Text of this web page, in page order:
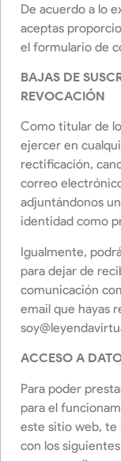
De acuerdo a lo
aceptas
el formulario de
BAJAS DE
REVOCACIÓN
Como titular de
ejercer en
rectificación,
correo
adjuntándonos
identidad como
Igualmente,
para dejar de
comunicación
email que hayas
ACCESO A
Para poder
para el
este sitio web, te
con los